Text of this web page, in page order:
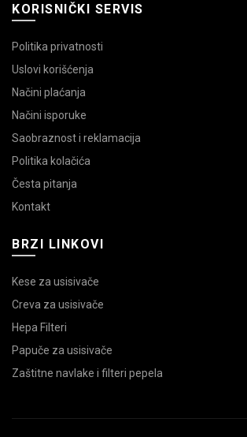
KORISNIČKI SERVIS
Politika privatnosti
Uslovi korišćenja
Načini plaćanja
Načini isporuke
Saobraznost i reklamacija
Politika kolačića
Česta pitanja
Kontakt
BRZI LINKOVI
Kese za usisivače
Creva za usisivače
Hepa Filteri
Papuče za usisivače
Zaštitne navlake i filteri pepela